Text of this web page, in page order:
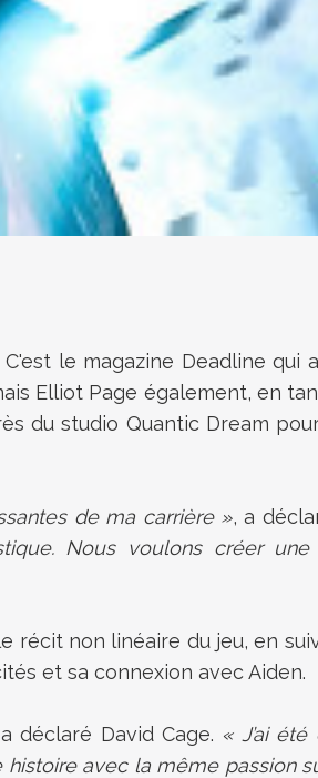
le magazine Deadline qui
Elliot Page également, en
du studio Quantic Dream
de ma carrière », a
Nous voulons créer
non linéaire du jeu, en
et sa connexion avec Aiden.
déclaré David Cage. « J’ai
avec la même passion